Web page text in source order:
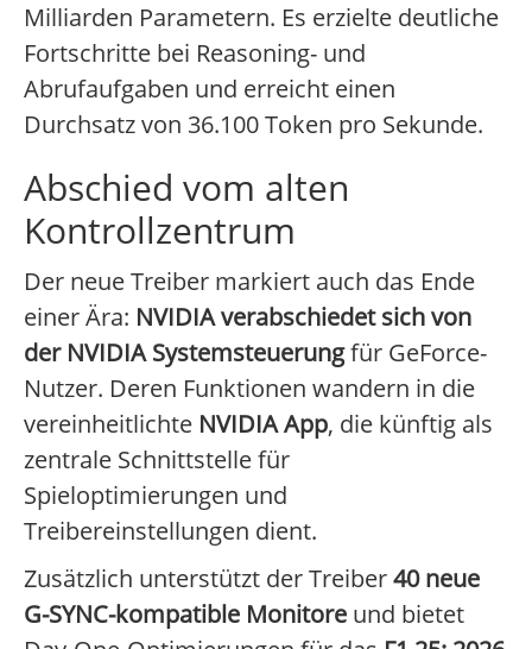
Milliarden Parametern. Es erzielte deutliche
Fortschritte bei Reasoning- und
Abrufaufgaben und erreicht einen
Durchsatz von 36.100 Token pro Sekunde.
Abschied vom alten
Kontrollzentrum
Der neue Treiber markiert auch das Ende
einer Ära: NVIDIA verabschiedet sich von
der NVIDIA Systemsteuerungfür GeForce-
Nutzer. Deren Funktionen wandern in die
vereinheitlichte NVIDIA App, die künftig als
zentrale Schnittstelle für
Spieloptimierungen und
Treibereinstellungen dient.
Zusätzlich unterstützt der Treiber40 neue
G-SYNC-kompatible Monitore und bietet